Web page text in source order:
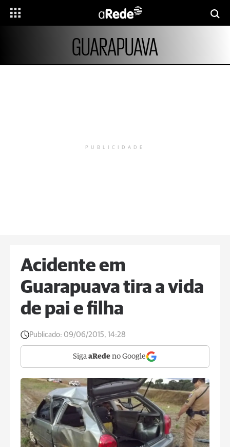
GUARAPUAVA
PUBLICIDADE
Acidente em
Guarapuava tira a vida
de pai e filha
Publicado: 09/06/2015, 14:28
Siga aRede no Google